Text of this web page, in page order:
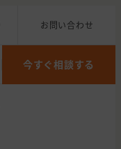
お問い合わせ
今すぐ相談する